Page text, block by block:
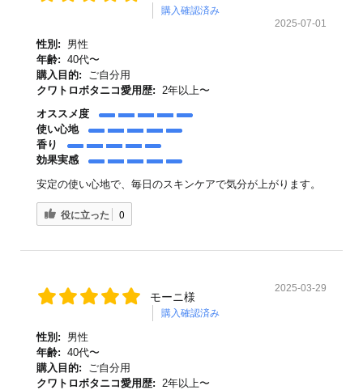
購入確認済み
2025-07-01
性別:
男性
年齢: 40代〜
購入目的:
ご自分用
クワトロボタニコ愛用歴:
2年以上〜
オススメ度
使い心地
香り
効果実感
安定の使い心地で、毎日のスキンケアで気分が上がります。
役に立った 0
モーニ様
購入確認済み
2025-03-29
性別:
男性
年齢: 40代〜
購入目的:
ご自分用
クワトロボタニコ愛用歴:
2年以上〜